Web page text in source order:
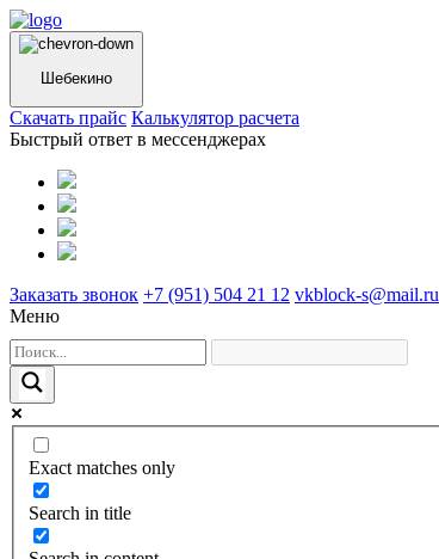
Шебекино
Cкачать прайс Калькулятор расчета
Быстрый ответ в мессенджерах
Заказать звонок +7 (951) 504 21 12 vkblock-s@mail.ru
Меню
Exact matches only
Search in title